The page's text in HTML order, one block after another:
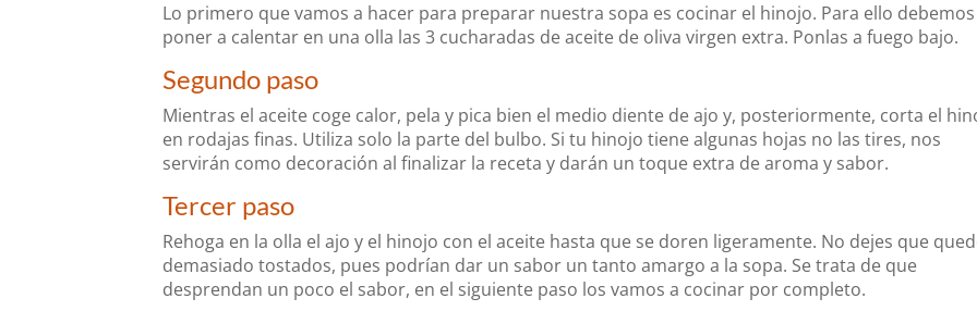
Lo primero que vamos a hacer para preparar nuestra sopa es cocinar el hinojo. Para ello debemos
poner a calentar en una olla las 3 cucharadas de aceite de oliva virgen extra. Ponlas a fuego bajo.
Segundo paso
Mientras el aceite coge calor, pela y pica bien el medio diente de ajo y, posteriormente, corta el
en rodajas finas. Utiliza solo la parte del bulbo. Si tu hinojo tiene algunas hojas no las tires, nos
servirán como decoración al finalizar la receta y darán un toque extra de aroma y sabor.
Tercer paso
Rehoga en la olla el ajo y el hinojo con el aceite hasta que se doren ligeramente. No dejes que
demasiado tostados, pues podrían dar un sabor un tanto amargo a la sopa. Se trata de que
desprendan un poco el sabor, en el siguiente paso los vamos a cocinar por completo.